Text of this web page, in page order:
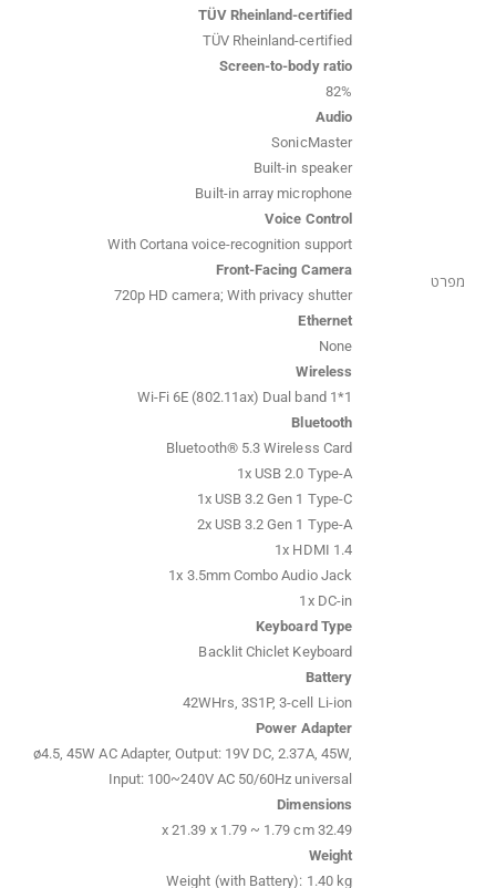
מפרט
TÜV Rheinland-certified
TÜV Rheinland-certified
Screen-to-body ratio
82%
Audio
SonicMaster
Built-in speaker
Built-in array microphone
Voice Control
With Cortana voice-recognition support
Front-Facing Camera
720p HD camera; With privacy shutter
Ethernet
None
Wireless
Wi-Fi 6E (802.11ax) Dual band 1*1
Bluetooth
Bluetooth® 5.3 Wireless Card
1x USB 2.0 Type-A
1x USB 3.2 Gen 1 Type-C
2x USB 3.2 Gen 1 Type-A
1x HDMI 1.4
1x 3.5mm Combo Audio Jack
1x DC-in
Keyboard Type
Backlit Chiclet Keyboard
Battery
42WHrs, 3S1P, 3-cell Li-ion
Power Adapter
ø4.5, 45W AC Adapter, Output: 19V DC, 2.37A, 45W,
Input: 100~240V AC 50/60Hz universal
Dimensions
32.49 x 21.39 x 1.79 ~ 1.79 cm
Weight
Weight (with Battery): 1.40 kg